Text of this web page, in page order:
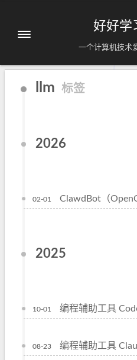
好好学
一个计算机技术
llm 标签
2026
02-01 ClawdBot（
2025
10-01 编程辅助工具
08-23 编程辅助工具